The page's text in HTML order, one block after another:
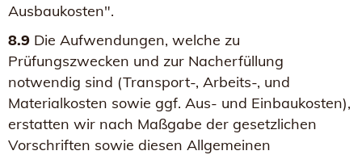
Ausbaukosten".
8.9 Die Aufwendungen, welche zu
Prüfungszwecken und zur Nacherfüllung
notwendig sind (Transport-, Arbeits-, und
Materialkosten sowie ggf. Aus- und Einbaukosten),
erstatten wir nach Maßgabe der gesetzlichen
Vorschriften sowie diesen Allgemeinen